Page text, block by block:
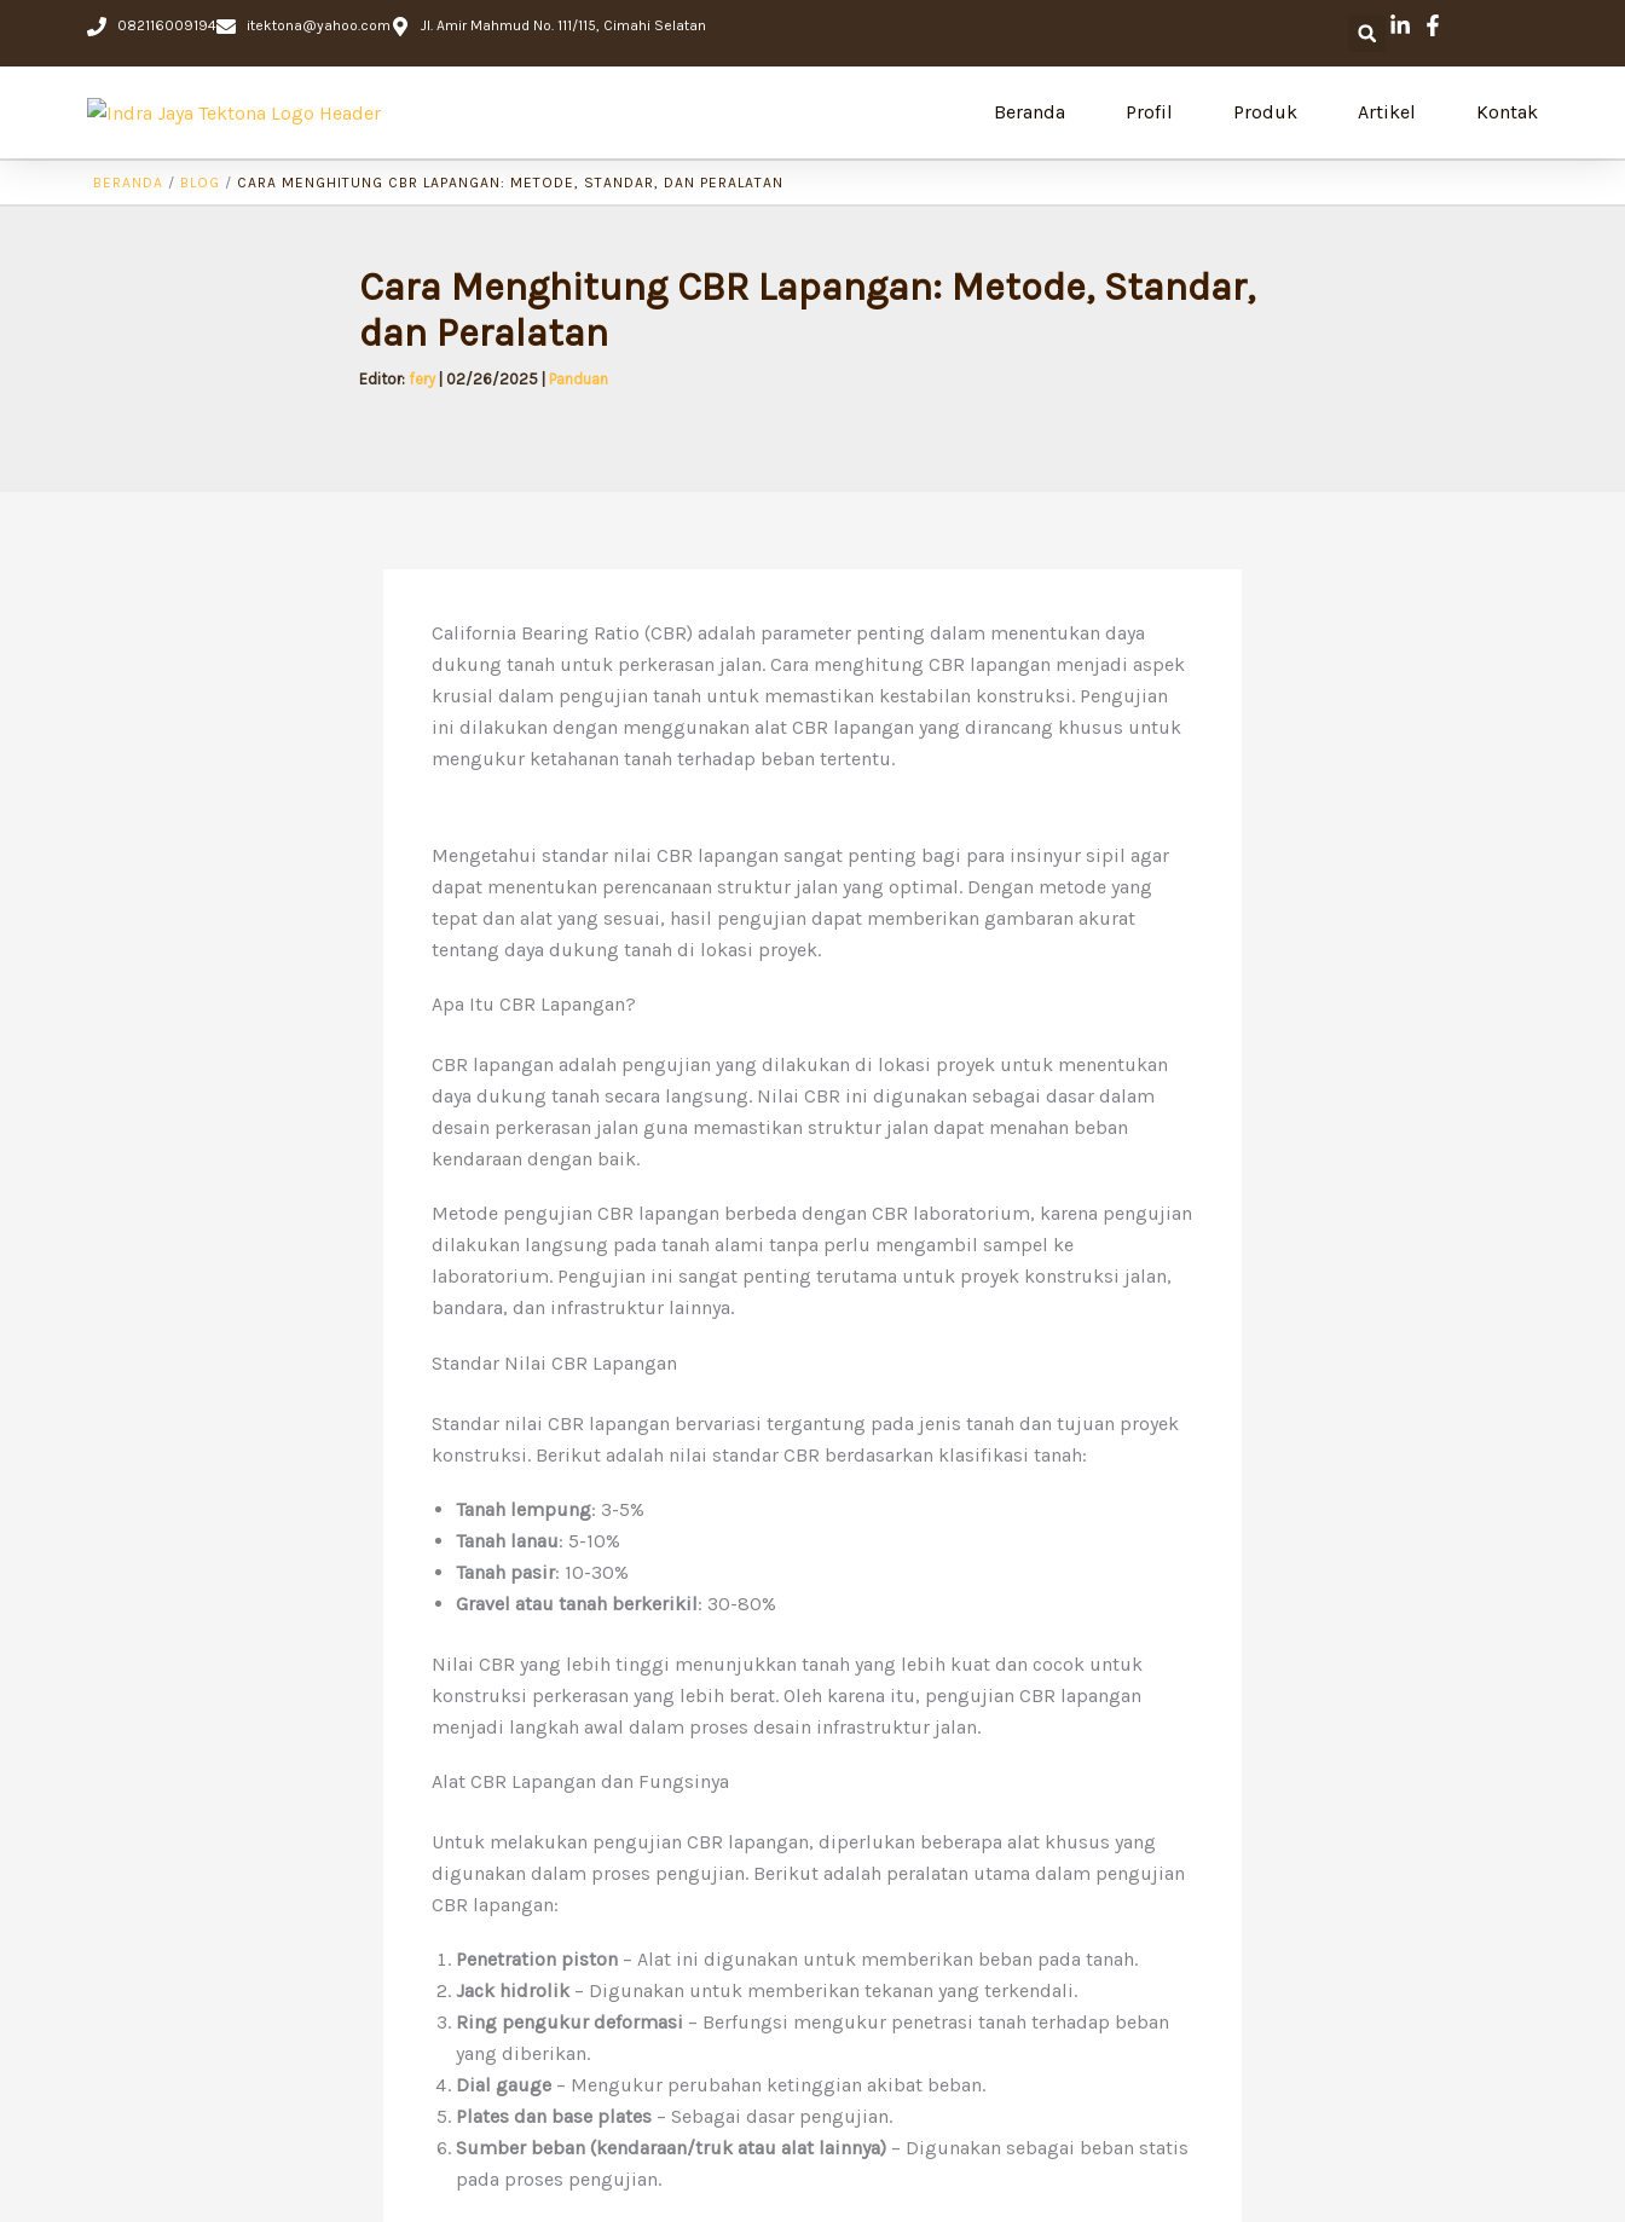
082116009194 itektona@yahoo.com Jl. Amir Mahmud No. 111/115, Cimahi Selatan Search
Beranda Profil Produk Artikel Kontak
BERANDA / BLOG / CARA MENGHITUNG CBR LAPANGAN: METODE, STANDAR, DAN PERALATAN
Cara Menghitung CBR Lapangan: Metode, Standar,
dan Peralatan
Editor: fery 02/26/2025 Panduan
California Bearing Ratio (CBR) adalah parameter penting dalam menentukan daya
dukung tanah untuk perkerasan jalan. Cara menghitung CBR lapangan menjadi aspek
krusial dalam pengujian tanah untuk memastikan kestabilan konstruksi. Pengujian
ini dilakukan dengan menggunakan alat CBR lapangan yang dirancang khusus untuk
mengukur ketahanan tanah terhadap beban tertentu.
Mengetahui standar nilai CBR lapangan sangat penting bagi para insinyur sipil agar
dapat menentukan perencanaan struktur jalan yang optimal. Dengan metode yang
tepat dan alat yang sesuai, hasil pengujian dapat memberikan gambaran akurat
tentang daya dukung tanah di lokasi proyek.
Apa Itu CBR Lapangan?
CBR lapangan adalah pengujian yang dilakukan di lokasi proyek untuk menentukan
daya dukung tanah secara langsung. Nilai CBR ini digunakan sebagai dasar dalam
desain perkerasan jalan guna memastikan struktur jalan dapat menahan beban
kendaraan dengan baik.
Metode pengujian CBR lapangan berbeda dengan CBR laboratorium, karena pengujian
dilakukan langsung pada tanah alami tanpa perlu mengambil sampel ke
laboratorium. Pengujian ini sangat penting terutama untuk proyek konstruksi jalan,
bandara, dan infrastruktur lainnya.
Standar Nilai CBR Lapangan
Standar nilai CBR lapangan bervariasi tergantung pada jenis tanah dan tujuan proyek
konstruksi. Berikut adalah nilai standar CBR berdasarkan klasifikasi tanah:
Tanah lempung: 3-5%
Tanah lanau: 5-10%
Tanah pasir: 10-30%
Gravel atau tanah berkerikil: 30-80%
Nilai CBR yang lebih tinggi menunjukkan tanah yang lebih kuat dan cocok untuk
konstruksi perkerasan yang lebih berat. Oleh karena itu, pengujian CBR lapangan
menjadi langkah awal dalam proses desain infrastruktur jalan.
Alat CBR Lapangan dan Fungsinya
Untuk melakukan pengujian CBR lapangan, diperlukan beberapa alat khusus yang
digunakan dalam proses pengujian. Berikut adalah peralatan utama dalam pengujian
CBR lapangan:
Penetration piston – Alat ini digunakan untuk memberikan beban pada tanah.
Jack hidrolik– Digunakan untuk memberikan tekanan yang terkendali.
Ring pengukur deformasi – Berfungsi mengukur penetrasi tanah terhadap beban
yang diberikan.
Dial gauge – Mengukur perubahan ketinggian akibat beban.
Plates dan base plates – Sebagai dasar pengujian.
Sumber beban (kendaraan/truk atau alat lainnya) – Digunakan sebagai beban statis
pada proses pengujian.